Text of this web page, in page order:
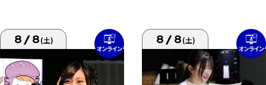
8/8(土) 8/8(土)